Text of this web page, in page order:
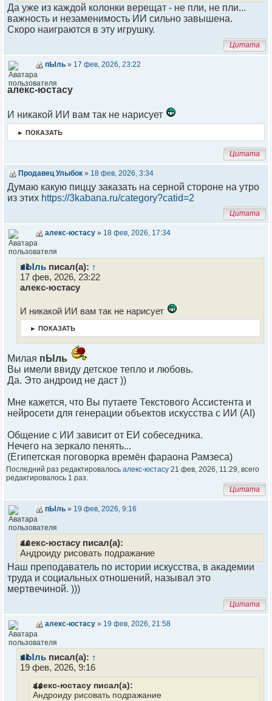
Да уже из каждой колонки верещат - не пли, не пли...
важность и незаменимость ИИ сильно завышена.
Скоро наиграются в эту игрушку.
Цитата
пЫль » 17 фев, 2026, 23:22
алекс-юстасу
И никакой ИИ вам так не нарисует
► ПОКАЗАТЬ
Цитата
Продавец Улыбок » 18 фев, 2026, 3:34
Думаю какую пиццу заказать на серной стороне на утро
из этих https://3kabana.ru/category?catid=2
Цитата
алекс-юстасу » 18 фев, 2026, 17:34
пЫль писал(а): ↑
17 фев, 2026, 23:22
алекс-юстасу
И никакой ИИ вам так не нарисует
► ПОКАЗАТЬ
Милая пЫль
Вы имели ввиду детское тепло и любовь.
Да. Это андроид не даст ))
Мне кажется, что Вы путаете Текстового Ассистента и
нейросети для генерации объектов искусства с ИИ (AI)
Общение с ИИ зависит от ЕИ собеседника.
Нечего на зеркало пенять...
(Египетская поговорка времён фараона Рамзеса)
Последний раз редактировалось алекс-юстасу 21 фев, 2026, 11:29, всего
редактировалось 1 раз.
Цитата
пЫль » 19 фев, 2026, 9:16
алекс-юстасу писал(а):
Андроиду рисовать подражание
Наш преподаватель по истории искусства, в академии
труда и социальных отношений, называл это
мертвечиной. )))
Цитата
алекс-юстасу » 19 фев, 2026, 21:58
пЫль писал(а): ↑
19 фев, 2026, 9:16
алекс-юстасу писал(а):
Андроиду рисовать подражание